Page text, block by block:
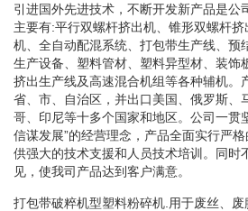
引进国外先进技术，不断开发新产品是公
主要有:平行双螺杆挤出机、锥形双螺杆
机、全自动配混系统、打包带生产线、预
生产设备、塑料管材、塑料异型材、装饰
挤出生产线及高速混合机组等各种辅机。
省、市、自治区，并出口美国、俄罗斯、
哥、印尼等十多个国家和地区。公司一贯
信谋发展”的经营理念，产品全面实行严
供强大的技术支援和人员技术培训。同时
见，使我司产品达到客户满意。
打包带破粹机型塑料粉碎机.用于废丝、废